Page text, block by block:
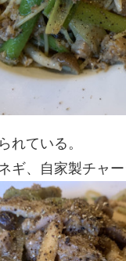
れている。
ギ、自家製チャー